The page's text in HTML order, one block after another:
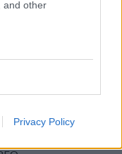
and other
Privacy Policy